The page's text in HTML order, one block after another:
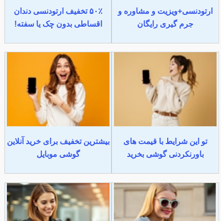
ارتودنسی+ویزیت و مشاوره و
جرم گیری رایگان
۵۰٪ تخفیف ارتودنسی دندان
اقساطی بدون چک یا سفته!
تو این شرایط با قیمت های
باورنکردنی گوشی بخرید
بیشترین تخفیف برای خرید آنلاین
گوشی موبایل